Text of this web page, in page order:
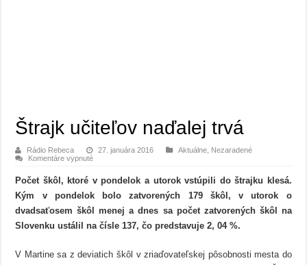
Štrajk učiteľov naďalej trvá
Rádio Rebeca 27. januára 2016 Aktuálne Nezaradené
Komentáre vypnuténa
naďalej
trvá
Počet škôl, ktoré v pondelok a utorok vstúpili do štrajku klesá.
Kým v pondelok bolo zatvorených 179 škôl, v utorok o
dvadsaťosem škôl menej a dnes sa počet zatvorených škôl na
Slovenku ustálil na čísle 137, čo predstavuje 2, 04 %.
V Martine sa z deviatich škôl v zriaďovateľskej pôsobnosti mesta do